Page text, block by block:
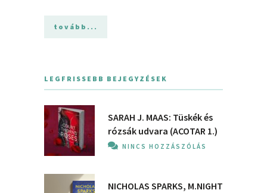
tovább...
LEGFRISSEBB BEJEGYZÉSEK
SARAH J. MAAS: Tüskék és
rózsák udvara (ACOTAR 1.)
NINCS HOZZÁSZÓLÁS
NICHOLAS SPARKS, M.NIGHT